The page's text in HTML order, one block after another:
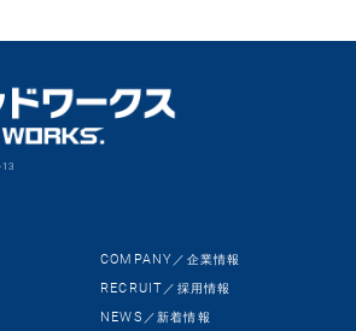
COMPANY ／企業情報
RECRUIT ／採用情報
NEWS ／新着情報